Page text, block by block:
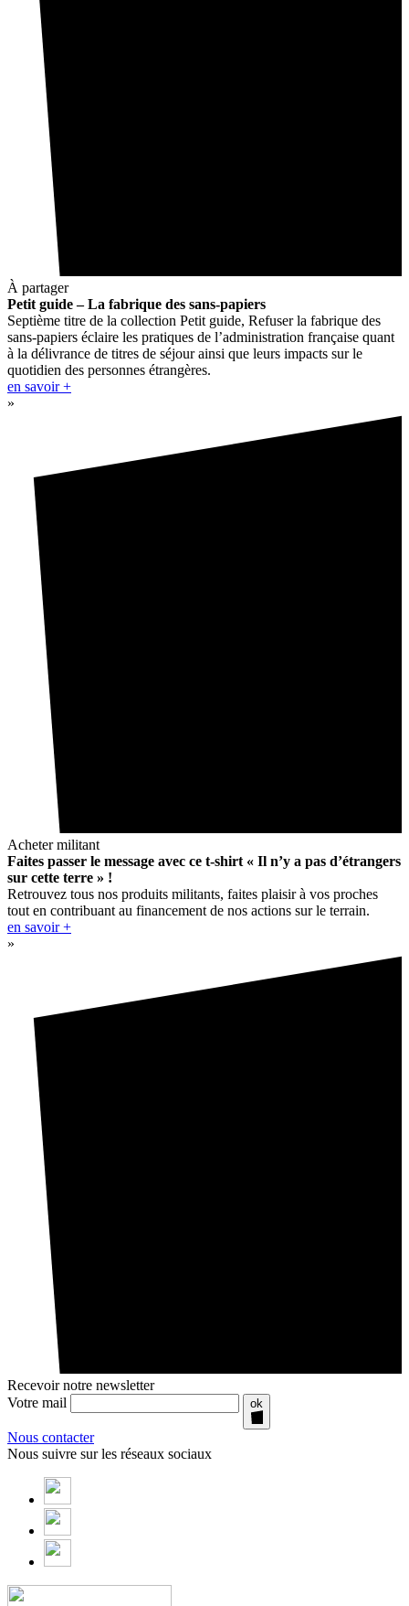
À partager
Petit guide – La fabrique des sans-papiers
Septième titre de la collection Petit guide, Refuser la fabrique des
sans-papiers éclaire les pratiques de l’administration française quant
à la délivrance de titres de séjour ainsi que leurs impacts sur le
quotidien des personnes étrangères.
en savoir +
»
Acheter militant
Faites passer le message avec ce t-shirt « Il n’y a pas d’étrangers
sur cette terre » !
Retrouvez tous nos produits militants, faites plaisir à vos proches
tout en contribuant au financement de nos actions sur le terrain.
en savoir +
»
Recevoir notre newsletter
Votre mail
ok
Nous contacter
Nous suivre sur les réseaux sociaux